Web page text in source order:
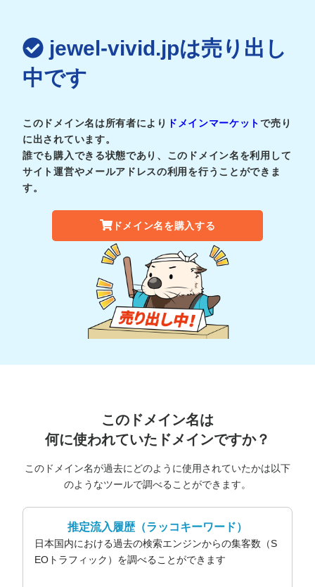
jewel-vivid.jpは売り出し
中です
このドメイン名は所有者により ドメインマーケットで売り
に出されています。
誰でも購入できる状態であり、このドメイン名を利用して
サイト運営やメールアドレスの利用を行うことができま
す。
ドメイン名を購入する
このドメイン名は
何に使われていたドメインですか？
このドメイン名が過去にどのように使用されていたかは以下
のようなツールで調べることができます。
推定流入履歴（ラッコキーワード）
日本国内における過去の検索エンジンからの集客数（S
EOトラフィック）を調べることができます